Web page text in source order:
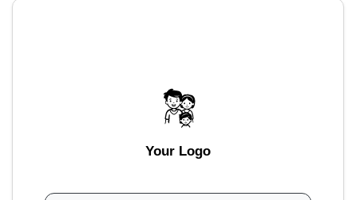
Your Logo